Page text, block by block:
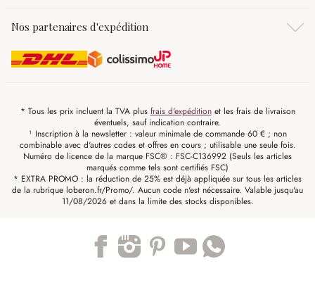
Nos partenaires d'expédition
* Tous les prix incluent la TVA plus frais d'expéditionet les frais de livraison
éventuels, sauf indication contraire.
¹ Inscription à la newsletter : valeur minimale de commande 60 € ; non
combinable avec d'autres codes et offres en cours ; utilisable une seule fois.
Numéro de licence de la marque FSC® : FSC-C136992 (Seuls les articles
marqués comme tels sont certifiés FSC)
* EXTRA PROMO : la réduction de 25% est déjà appliquée sur tous les articles
de la rubrique loberon.fr/Promo/. Aucun code n'est nécessaire. Valable jusqu'au
11/08/2026 et dans la limite des stocks disponibles.